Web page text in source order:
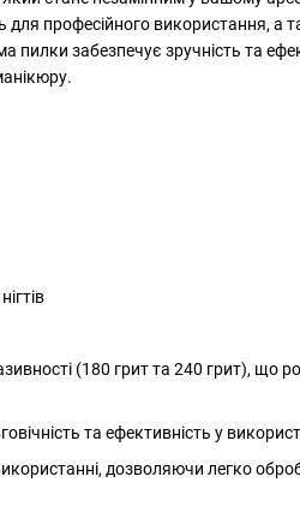
для професійного використання, а
забезпечує зручність та
(180 грит та 240 грит), що
та ефективність у
дозволяючи легко